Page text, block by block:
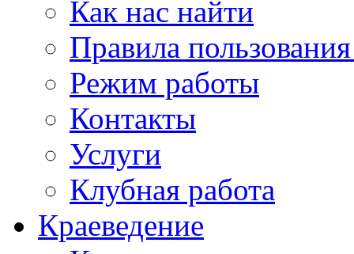
Как нас найти
Правила
Режим работы
Контакты
Услуги
Клубная работа
Краеведение